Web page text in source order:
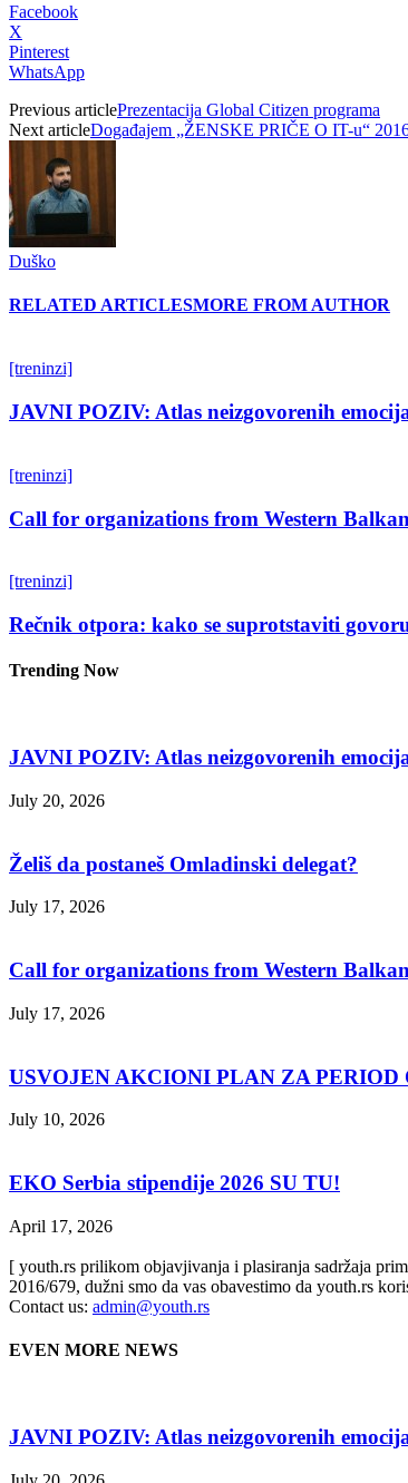
Facebook
X
Pinterest
WhatsApp
Previous articlePrezentacija Global Citizen programa
Next articleDogađajem „ŽENSKE PRIČE O IT-u“
Duško
RELATED ARTICLESMORE FROM AUTHOR
[treninzi]
JAVNI POZIV: Atlas neizgovorenih
[treninzi]
Call for organizations from Western
[treninzi]
Rečnik otpora: kako se suprotstaviti
Trending Now
JAVNI POZIV: Atlas neizgovorenih
July 20, 2026
Želiš da postaneš Omladinski delegat?
July 17, 2026
Call for organizations from Western
July 17, 2026
USVOJEN AKCIONI PLAN ZA PERIOD
July 10, 2026
EKO Serbia stipendije 2026 SU TU!
April 17, 2026
[ youth.rs prilikom objavjivanja i plasiranja sadržaja
2016/679, dužni smo da vas obavestimo da youth.rs
Contact us: admin@youth.rs
EVEN MORE NEWS
JAVNI POZIV: Atlas neizgovorenih